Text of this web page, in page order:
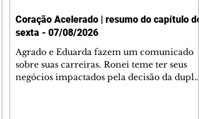
Coração Acelerado | resumo do capítulo de
sexta - 07/08/2026
Agrado e Eduarda fazem um comunicado
sobre suas carreiras. Ronei teme ter seus
negócios impactados pela decisão da dupla.